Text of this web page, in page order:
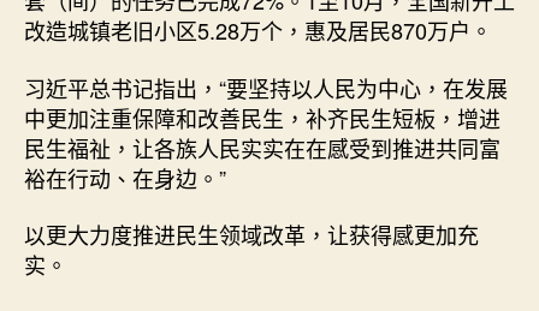
改造城镇老旧小区5.28万个，惠及居民870万户。
习近平总书记指出，“要坚持以人民为中心，在发展
中更加注重保障和改善民生，补齐民生短板，增进
民生福祉，让各族人民实实在在感受到推进共同富
裕在行动、在身边。”
以更大力度推进民生领域改革，让获得感更加充
实。